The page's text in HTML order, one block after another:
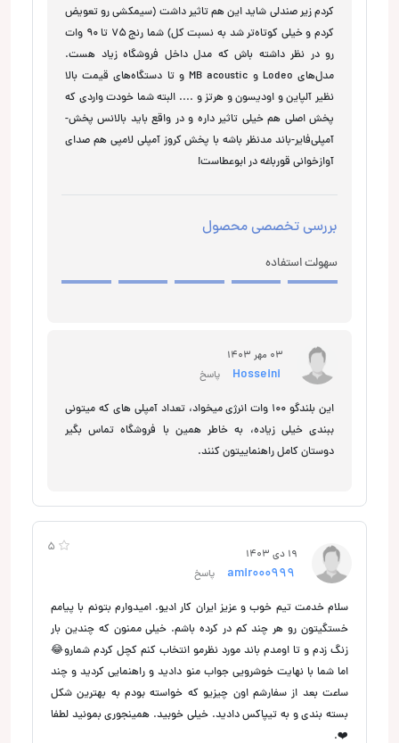
کردم زیر صندلی شاید این هم تاثیر داشت (سیمکشی رو تعویض
کردم و خیلی کوتاه‌تر شد به نسبت کل) شما رنج ۷۵ تا ۹۰ وات
رو در نظر داشته باش که مدل داخل فروشگاه زیاد هست.
مدل‌های Lodeo و MB acoustic و تا دستگاه‌های قیمت بالا
نظیر آلپاین و اودیسون و هرتز و .... البته شما خودت واردی که
پخش اصلی هم خیلی تاثیر داره و در واقع باید بالانس پخش-
آمپلی‌فایر-باند مدنظر باشه با پخش کروز آمپلی لامپی هم صدای
آوازخوانی قورباغه در ابوعطاست!
بررسی تخصصی محصول
سهولت استفاده
03 مهر 1403
پاسخ
این بلندگو 100 وات انرژی میخواد، تعداد آمپلی های که میتونی
ببندی خیلی زیاده، به خاطر همین با فروشگاه تماس بگیر
دوستان کامل راهنماییتون کنند.
5 19 دی 1403
پاسخ
سلام خدمت تیم خوب و عزیز ایران کار ادیو. امیدوارم بتونم با پیامم
خستگیتون رو هر چند کم در کرده باشم. خیلی ممنون که چندین بار
زنگ زدم و تا اومدم باند مورد نظرمو انتخاب کنم کچل کردم شمارو😂
اما شما با نهایت خوشرویی جواب منو دادید و راهنمایی کردید و چند
ساعت بعد از سفارشم اون چیزیو که خواسته بودم به بهترین شکل
بسته بندی و به تیپاکس دادید. خیلی خوبید. همینجوری بمونید لطفا
❤️.